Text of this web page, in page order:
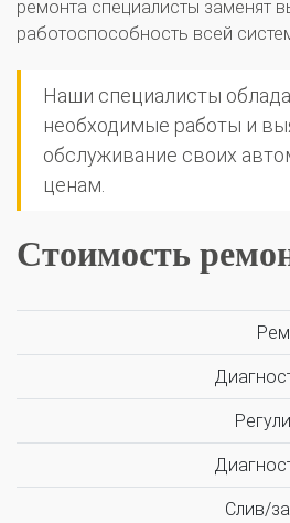
О автосервисе
Установка ГБО за 6
BRC
OMVL LOVATO KME
ремонта специалисты заменят
работоспособность всей
Наши специалисты
необходимые работы и
обслуживание своих
ценам.
Стоимость
Слив/